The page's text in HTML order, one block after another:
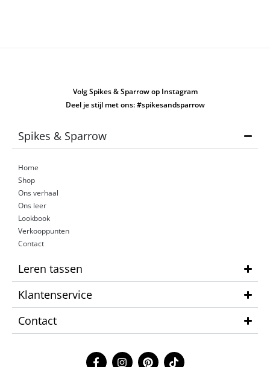
Volg Spikes & Sparrow op Instagram
Deel je stijl met ons: #spikesandsparrow
Spikes & Sparrow
Home
Shop
Ons verhaal
Ons leer
Lookbook
Verkooppunten
Contact
Leren tassen
Klantenservice
Contact
F I P T